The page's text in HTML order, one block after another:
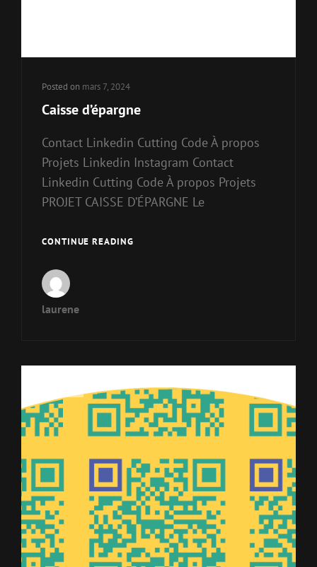
Posted on mars 7, 2024
Caisse d’épargne
Contact Linkedin Cutting Code À propos
Projets Linkedin Instagram Contact
Linkedin Cutting Code À propos Projets
PROJET CAISSE D’ÉPARGNE Le
CONTINUE READING
laurene